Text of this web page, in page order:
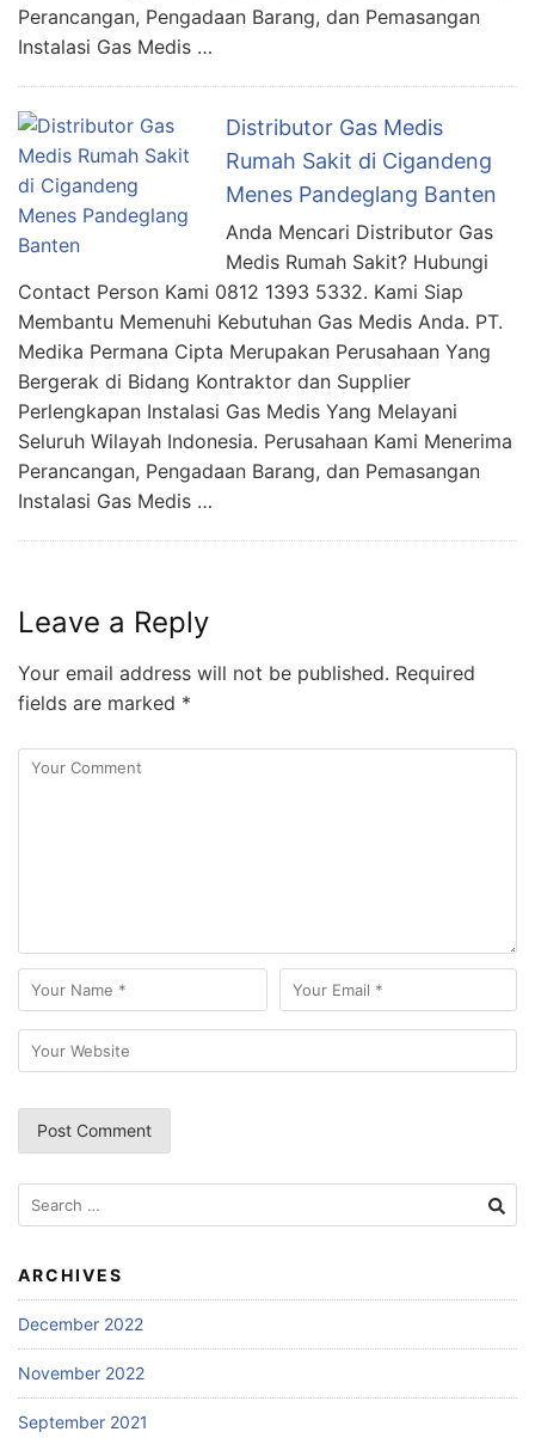
Perancangan, Pengadaan Barang, dan Pemasangan
Instalasi Gas Medis …
Distributor Gas Medis
Rumah Sakit di Cigandeng
Menes Pandeglang Banten
Anda Mencari Distributor Gas
Medis Rumah Sakit? Hubungi
Contact Person Kami 0812 1393 5332. Kami Siap
Membantu Memenuhi Kebutuhan Gas Medis Anda. PT.
Medika Permana Cipta Merupakan Perusahaan Yang
Bergerak di Bidang Kontraktor dan Supplier
Perlengkapan Instalasi Gas Medis Yang Melayani
Seluruh Wilayah Indonesia. Perusahaan Kami Menerima
Perancangan, Pengadaan Barang, dan Pemasangan
Instalasi Gas Medis …
Leave a Reply
Your email address will not be published. Required
fields are marked *
Search
for:
ARCHIVES
December 2022
November 2022
September 2021